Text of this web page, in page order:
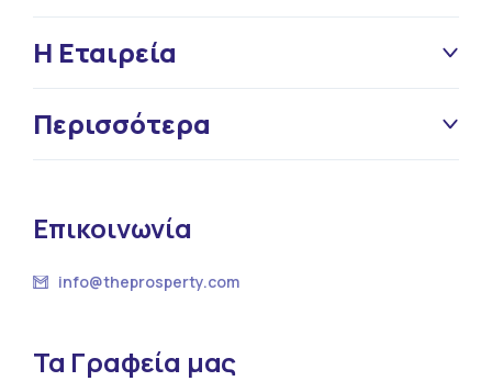
Η Εταιρεία
Περισσότερα
Επικοινωνία
info@theprosperty.com
Τα Γραφεία μας